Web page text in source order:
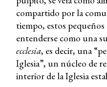
compartido por la
tiempo, estos
entenderse como una
ecclesia, es decir, una
Iglesia”, un núcleo de
interior de la Iglesia